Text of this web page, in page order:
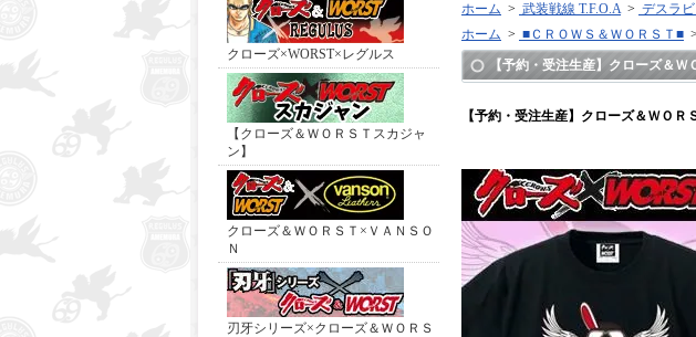
クローズ×WORST×レグルス
【クローズ＆ＷＯＲＳＴスカジャ
ン】
クローズ＆ＷＯＲＳＴ×ＶＡＮＳＯ
Ｎ
刃牙シリーズ×クローズ＆ＷＯＲＳ
ホーム > 武装戦線 T.F.O.A> デスラビ
ホーム > ■ＣＲＯＷＳ＆ＷＯＲＳＴ■ >
【予約・受注生産】クローズ＆
【予約・受注生産】クローズ＆ＷＯ